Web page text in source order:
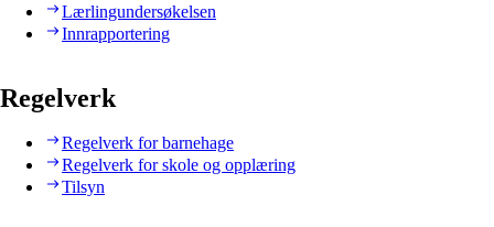
Lærlingundersøkelsen
Innrapportering
Regelverk
Regelverk for barnehage
Regelverk for skole og opplæring
Tilsyn